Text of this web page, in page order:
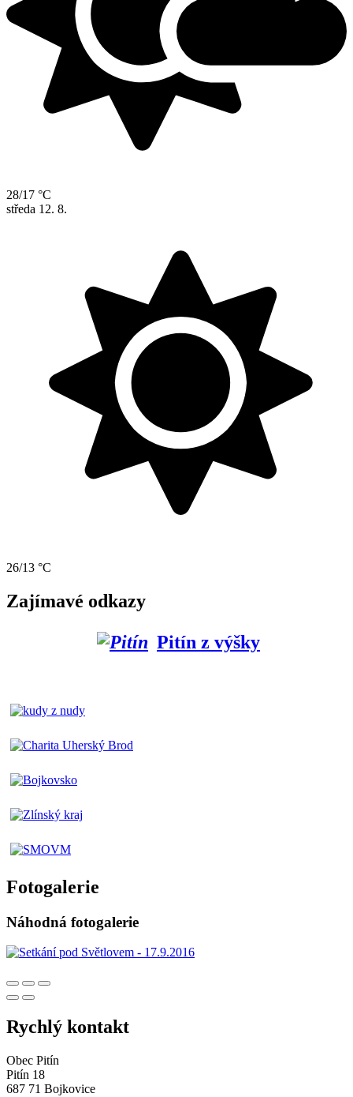
28/17 °C
středa 12. 8.
26/13 °C
Zajímavé odkazy
Pitín z výšky
Fotogalerie
Náhodná fotogalerie
Rychlý kontakt
Obec Pitín
Pitín 18
687 71 Bojkovice